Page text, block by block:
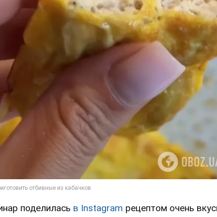
поделилась в Instagram рецептом очень